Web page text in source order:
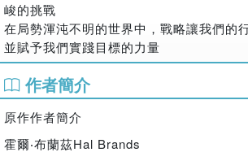
峻的挑戰
在局勢渾沌不明的世界中，戰略讓我們的
並賦予我們實踐目標的力量
★綜覽由古至今各大戰略理論與戰役精髓★
★深入理解軍事、政治戰略與現代世界的
《當代戰略全書》（系列）是關於戰略的
結數世紀以來塑造戰爭和治國方略理論與
作者簡介
原作作者簡介
霍爾‧布蘭茲Hal Brands